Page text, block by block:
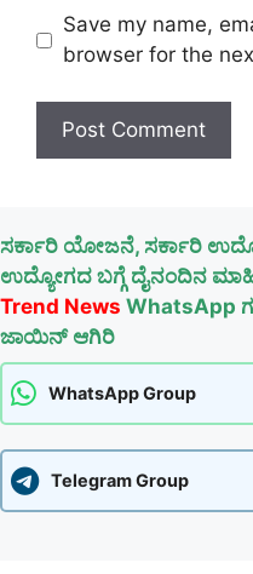
Save my name,
browser for the
ಸರ್ಕಾರಿ ಯೋಜನೆ, ಸರ್ಕಾರಿ
ಉದ್ಯೋಗದ ಬಗ್ಗೆ ದೈನಂದಿನ
Trend News WhatsApp
ಜಾಯಿನ್ ಆಗಿರಿ
WhatsApp Group
Telegram Group